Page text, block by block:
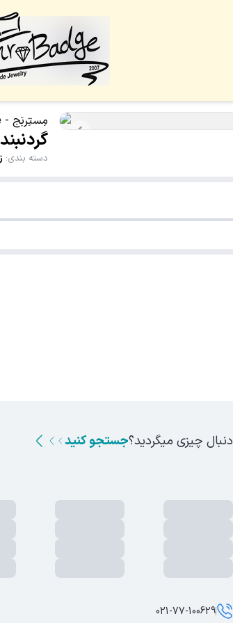
مِستِربَج - Mrbadge
دسته بندی:
دنبال چیزی میگردید؟جستجو کنید
021-77-100629